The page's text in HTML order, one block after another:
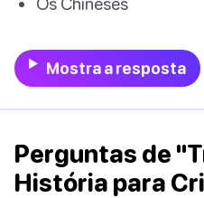
Mostra a resposta
Perguntas de
História para